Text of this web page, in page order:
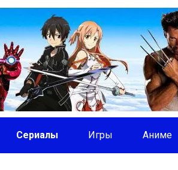
Сериалы Игры Аниме